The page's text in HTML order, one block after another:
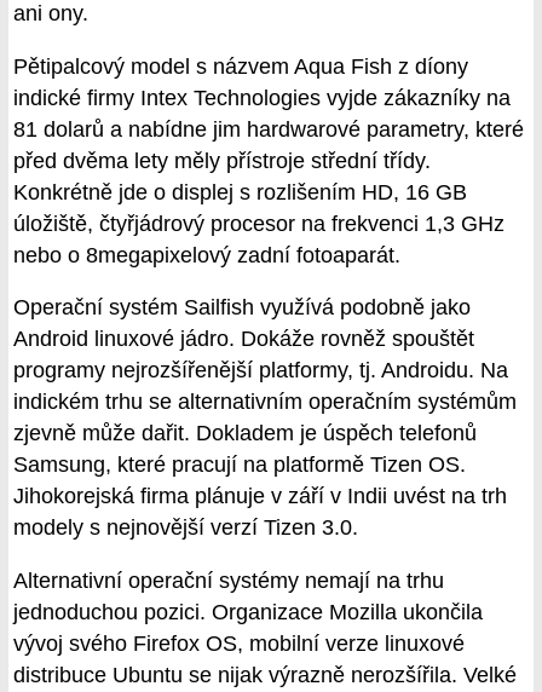
ani ony.
Pětipalcový model s názvem Aqua Fish z díony
indické firmy Intex Technologies vyjde zákazníky na
81 dolarů a nabídne jim hardwarové parametry, které
před dvěma lety měly přístroje střední třídy.
Konkrétně jde o displej s rozlišením HD, 16 GB
úložiště, čtyřjádrový procesor na frekvenci 1,3 GHz
nebo o 8megapixelový zadní fotoaparát.
Operační systém Sailfish využívá podobně jako
Android linuxové jádro. Dokáže rovněž spouštět
programy nejrozšířenější platformy, tj. Androidu. Na
indickém trhu se alternativním operačním systémům
zjevně může dařit. Dokladem je úspěch telefonů
Samsung, které pracují na platformě Tizen OS.
Jihokorejská firma plánuje v září v Indii uvést na trh
modely s nejnovější verzí Tizen 3.0.
Alternativní operační systémy nemají na trhu
jednoduchou pozici. Organizace Mozilla ukončila
vývoj svého Firefox OS, mobilní verze linuxové
distribuce Ubuntu se nijak výrazně nerozšířila. Velké